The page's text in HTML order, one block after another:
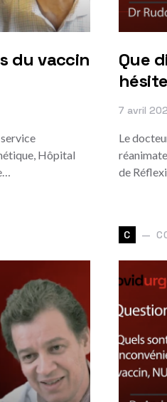
du vaccin
Hôpital
Que
7 avril
Le
de
C